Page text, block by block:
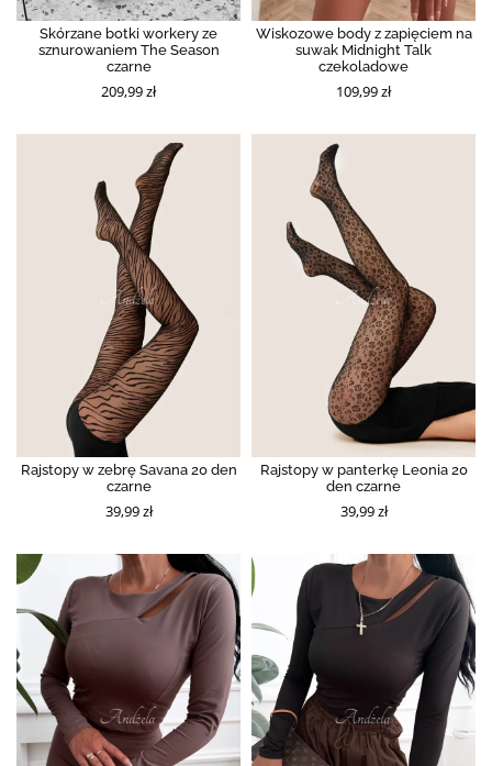
Skórzane botki workery ze
sznurowaniem The Season
czarne
209,99 zł
Wiskozowe body z zapięciem na
suwak Midnight Talk
czekoladowe
109,99 zł
Rajstopy w zebrę Savana 20 den
czarne
39,99 zł
Rajstopy w panterkę Leonia 20
den czarne
39,99 zł